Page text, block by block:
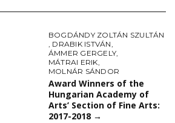
BOGDÁNDY ZOLTÁN SZULTÁN
, DRABIK ISTVÁN,
ÁMMER GERGELY,
MÁTRAI ERIK,
MOLNÁR SÁNDOR
Award Winners of the
Hungarian Academy of
Arts’ Section of Fine Arts:
2017-2018 →